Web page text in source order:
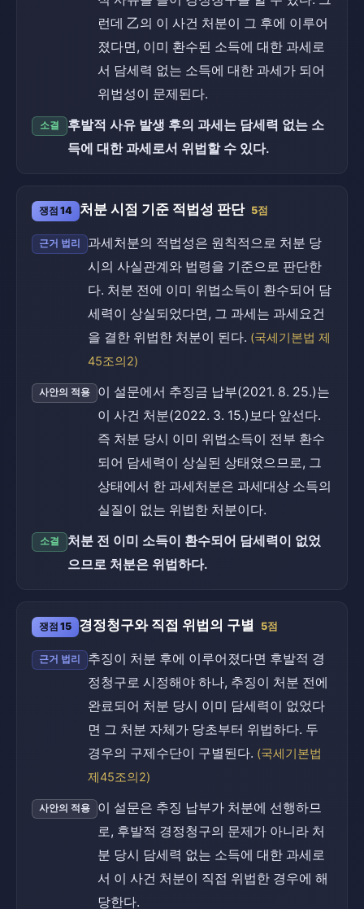
런데 乙의 이 사건 처분이 그 후에 이루어
졌다면, 이미 환수된 소득에 대한 과세로
서 담세력 없는 소득에 대한 과세가 되어
위법성이 문제된다.
소결
후발적 사유 발생 후의 과세는 담세력 없는 소
득에 대한 과세로서 위법할 수 있다.
쟁점 14 처분 시점 기준 적법성 판단 5점
근거 법리
과세처분의 적법성은 원칙적으로 처분 당
시의 사실관계와 법령을 기준으로 판단한
다. 처분 전에 이미 위법소득이 환수되어 담
세력이 상실되었다면, 그 과세는 과세요건
을 결한 위법한 처분이 된다. (국세기본법 제
45조의2)
사안의 적용
이 설문에서 추징금 납부(2021. 8. 25.)는
이 사건 처분(2022. 3. 15.)보다 앞선다.
즉 처분 당시 이미 위법소득이 전부 환수
되어 담세력이 상실된 상태였으므로, 그
상태에서 한 과세처분은 과세대상 소득의
실질이 없는 위법한 처분이다.
소결
처분 전 이미 소득이 환수되어 담세력이 없었
으므로 처분은 위법하다.
쟁점 15 경정청구와 직접 위법의 구별 5점
근거 법리
추징이 처분 후에 이루어졌다면 후발적 경
정청구로 시정해야 하나, 추징이 처분 전에
완료되어 처분 당시 이미 담세력이 없었다
면 그 처분 자체가 당초부터 위법하다. 두
경우의 구제수단이 구별된다. (국세기본법
제45조의2)
사안의 적용
이 설문은 추징 납부가 처분에 선행하므
로, 후발적 경정청구의 문제가 아니라 처
분 당시 담세력 없는 소득에 대한 과세로
서 이 사건 처분이 직접 위법한 경우에 해
당한다.